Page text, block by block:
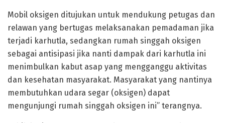
Mobil oksigen ditujukan untuk mendukung petugas dan
relawan yang bertugas melaksanakan pemadaman jika
terjadi karhutla, sedangkan rumah singgah oksigen
sebagai antisipasi jika nanti dampak dari karhutla ini
menimbulkan kabut asap yang mengganggu aktivitas
dan kesehatan masyarakat. Masyarakat yang nantinya
membutuhkan udara segar (oksigen) dapat
mengunjungi rumah singgah oksigen ini” terangnya.